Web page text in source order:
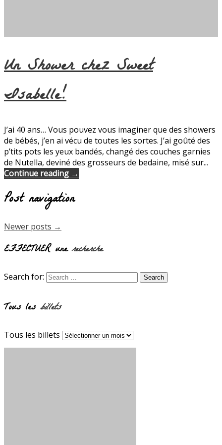
Un Shower chez Sweet
Isabelle!
J’ai 40 ans… Vous pouvez vous imaginer que des showers
de bébés, j’en ai vécu de toutes les sortes. J’ai goûté des
p’tits pots les yeux bandés, changé des couches garnies
de Nutella, deviné des grosseurs de bedaine, misé sur...
Continue reading →
Post navigation
Newer posts →
EFFECTUER unerecherche
Search for:
Tous les billets
Tous les billets